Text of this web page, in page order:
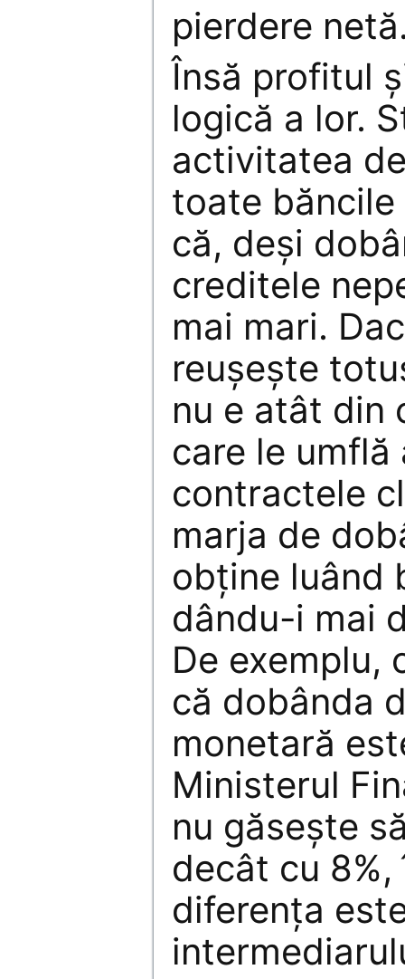
pierdere
Însă profitul
logică a lor.
activitatea
toate băncile
că, deşi
creditele
mai mari.
reuşeşte
nu e atât din
care le umflă
contractele
marja de
obţine luând
dându-i mai
De exemplu,
că dobânda
monetară
Ministerul
nu găseşte
decât cu
diferenţa